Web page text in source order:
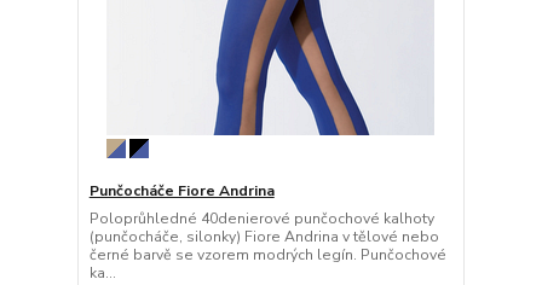
Punčocháče Fiore Andrina
Poloprůhledné 40denierové punčochové kalhoty
(punčocháče, silonky) Fiore Andrina v tělové nebo
černé barvě se vzorem modrých legín. Punčochové
ka...